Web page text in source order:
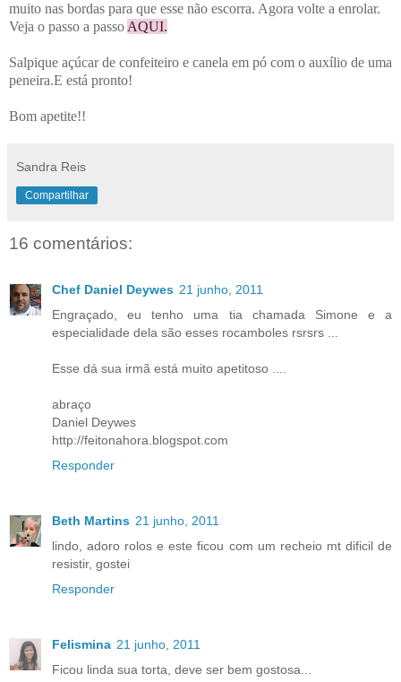
muito nas bordas para que esse não escorra. Agora volte a enrolar.
Veja o passo a passo AQUI.
Salpique açúcar de confeiteiro e canela em pó com o auxílio de uma
peneira.E está pronto!
Bom apetite!!
Sandra Reis
Compartilhar
16 comentários:
Chef Daniel Deywes 21 junho, 2011
Engraçado, eu tenho uma tia chamada Simone e a
especialidade dela são esses rocamboles rsrsrs ...
Esse dá sua irmã está muito apetitoso ....
abraço
Daniel Deywes
http://feitonahora.blogspot.com
Responder
Beth Martins 21 junho, 2011
lindo, adoro rolos e este ficou com um recheio mt dificil de
resistir, gostei
Responder
Felismina 21 junho, 2011
Ficou linda sua torta, deve ser bem gostosa...